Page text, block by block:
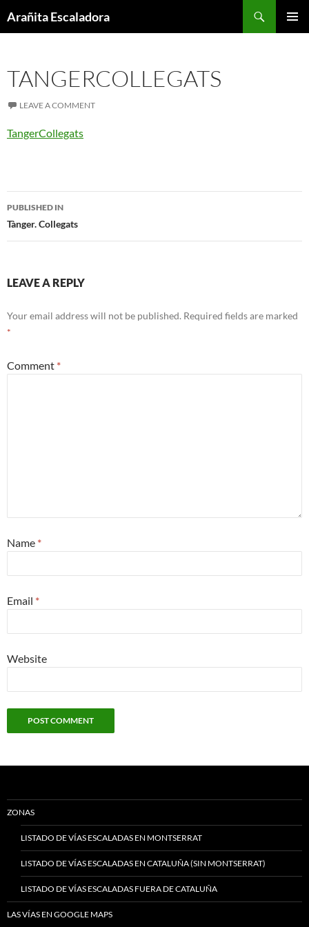
toArañita Escaladora
TANGERCOLLEGATS
LEAVE A COMMENT
TangerCollegats
Post
navigation
PUBLISHED IN
Tànger. Collegats
LEAVE A REPLY
Your email address will not be published. Required fields are marked
*
Comment *
Name *
Email *
Website
ZONAS
LISTADO DE VÍAS ESCALADAS EN MONTSERRAT
LISTADO DE VÍAS ESCALADAS EN CATALUÑA (SIN MONTSERRAT)
LISTADO DE VÍAS ESCALADAS FUERA DE CATALUÑA
LAS VÍAS EN GOOGLE MAPS